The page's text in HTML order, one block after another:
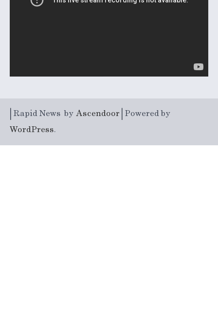
| Rapid News byAscendoor | Powered by
WordPress.